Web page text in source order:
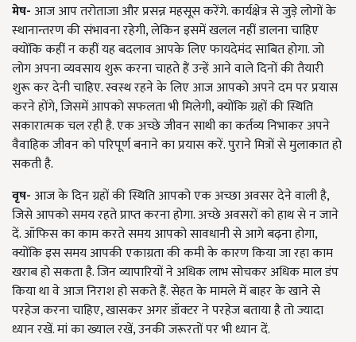
मेष- आज आप तरोताजा और प्रसन्न महसूस करेंगे. कार्यक्षेत्र से जुड़े लोगों के
स्थानान्तरण की संभावना रहेगी, लेकिन इसमें खलल नहीं डालना चाहिए
क्योंकि कहीं न कहीं यह बदलाव आपके लिए फायदेमंद साबित होगा. जो
लोग अपना व्यवसाय शुरू करना चाहते हैं उन्हें आने वाले दिनों की तैयारी
शुरू कर देनी चाहिए. स्वस्थ रहने के लिए आज आपको अपने दम पर प्रयास
करने होंगे, जिसमें आपको सफलता भी मिलेगी, क्योंकि ग्रहों की स्थिति
सकारात्मक चल रही है. एक अच्छे जीवन साथी का कर्तव्य निभाकर अपने
वैवाहिक जीवन को परिपूर्ण बनाने का प्रयास करें. पुराने मित्रों से मुलाकात हो
सकती है.
वृष- आज के दिन ग्रहों की स्थिति आपको एक अच्छा अवसर देने वाली है,
जिसे आपको समय रहते प्राप्त करना होगा. अच्छे अवसरों को हाथ से न जाने
दें. ऑफिस का काम करते समय आपको सावधानी से आगे बढ़ना होगा,
क्योंकि इस समय आपकी एकाग्रता की कमी के कारण किया जा रहा काम
खराब हो सकता है. जिन व्यापारियों ने अधिक लाभ सोचकर अधिक माल डंप
किया था वे आज निराश हो सकते हैं. सेहत के मामले में बाहर के खाने से
परहेज करना चाहिए, खासकर अगर डॉक्टर ने परहेज बताया है तो ज्यादा
ध्यान रखें. मां का ख्याल रखें, उनकी जरूरतों पर भी ध्यान दें.